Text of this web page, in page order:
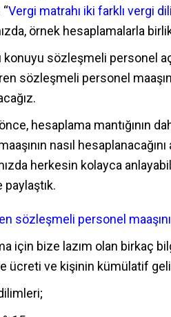
Vergi matrahı iki farklı vergi
örnek hesaplamalarla
konuyu sözleşmeli personel
sözleşmeli personel
hesaplama mantığının
nasıl hesaplanacağını
herkesin kolayca
sözleşmeli personel
için bize lazım olan birkaç
ücreti ve kişinin kümülatif